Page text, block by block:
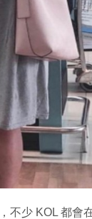
不少 KOL 都會